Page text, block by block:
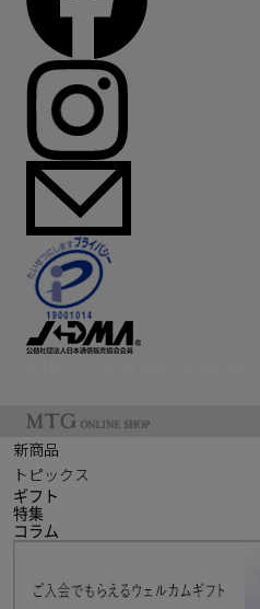
新商品
トピックス
ギフト
特集
コラム